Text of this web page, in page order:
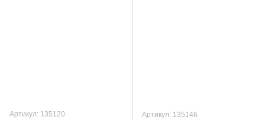
Артикул: 135120 Артикул: 135146